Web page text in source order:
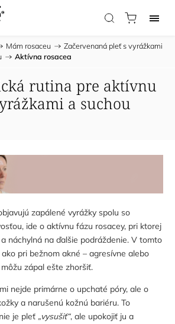
Mám rosaceu /
Začervenaná pleť s vyrážkami
/ Aktívna rosacea
rutina pre aktívnu
a suchou
zapálené vyrážky spolu so
ide o aktívnu fázu rosacey, pri ktorej
náchylná na ďalšie podráždenie. V tomto
pri bežnom akné – agresívne alebo
zápal ešte zhoršiť.
nejde primárne o upchaté póry, ale o
a narušenú kožnú bariéru. To
je pleť „vysušiť“, ale upokojiť ju a